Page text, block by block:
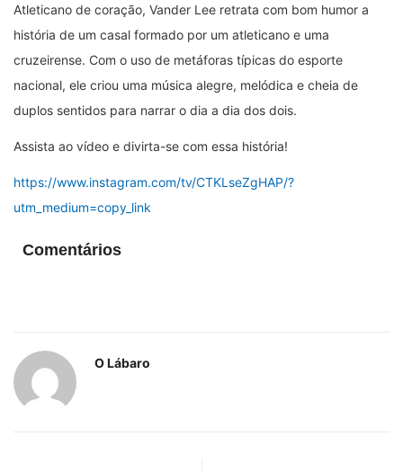
Atleticano de coração, Vander Lee retrata com bom humor a
história de um casal formado por um atleticano e uma
cruzeirense. Com o uso de metáforas típicas do esporte
nacional, ele criou uma música alegre, melódica e cheia de
duplos sentidos para narrar o dia a dia dos dois.
Assista ao vídeo e divirta-se com essa história!
https://www.instagram.com/tv/CTKLseZgHAP/?
utm_medium=copy_link
Comentários
O Lábaro